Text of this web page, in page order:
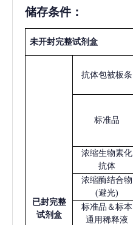
储存条件：
未开封完整试剂盒
已封完整
试剂盒
抗体包被板条
标准品
浓缩生物素化
抗体
浓缩酶结合物
(避光)
标准品＆标本
通用稀释液